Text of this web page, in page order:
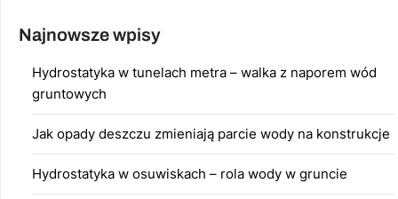
Najnowsze wpisy
Hydrostatyka w tunelach metra – walka z naporem wód
gruntowych
Jak opady deszczu zmieniają parcie wody na konstrukcje
Hydrostatyka w osuwiskach – rola wody w gruncie